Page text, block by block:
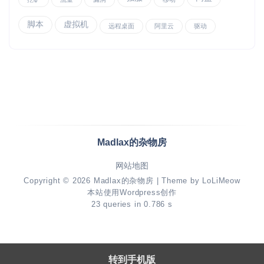
脚本 虚拟机 远程桌面 阿里云 驱动
Madlax的杂物房
网站地图
Copyright © 2026 Madlax的杂物房 | Theme by LoLiMeow
本站使用Wordpress创作
23 queries in 0.786 s
转到手机版